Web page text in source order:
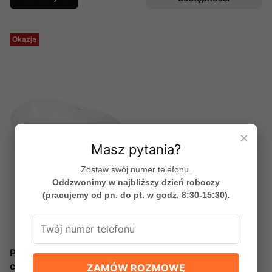
Okazja
PEONIA Umywalka
ceramiczna nablatowa -
×
Masz pytania?
Zostaw swój numer telefonu.
Oddzwonimy w najbliższy dzień roboczy
(pracujemy od pn. do pt. w godz. 8:30-15:30).
ZAMÓW ROZMOWĘ